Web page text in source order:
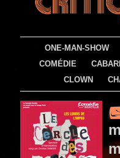
ONE-MAN-SHOW
COMÉDIE
CLOWN